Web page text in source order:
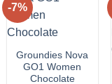
-7%
Wunschliste!
Groundies Nova
GO1 Women
Chocolate